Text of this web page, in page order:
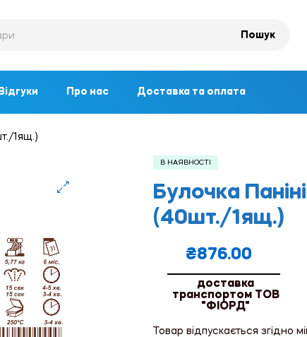
Пошук
Про нас Доставка та оплата
1ящ.)
В НАЯВНОСТІ
Булочка
(40шт./1ящ.)
₴876.00
доставка
транспортом ТОВ
"ФІОРД"
Товар відпускається згідно